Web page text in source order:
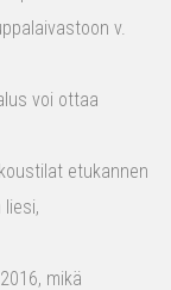
v.
voi ottaa
etukannen
mikä